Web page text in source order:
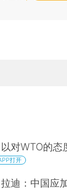
以对WTO的态
打开
拉迪：中国应